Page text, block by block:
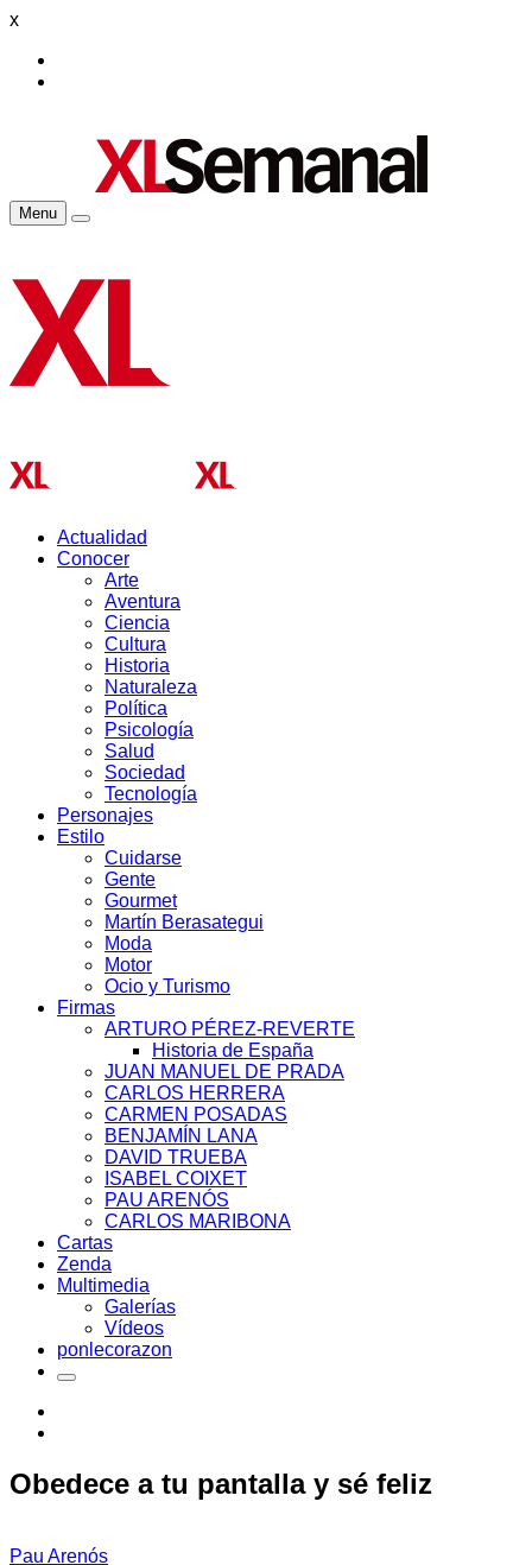
x
Menu
Actualidad
Conocer
Arte
Aventura
Ciencia
Cultura
Historia
Naturaleza
Política
Psicología
Salud
Sociedad
Tecnología
Personajes
Estilo
Cuidarse
Gente
Gourmet
Martín Berasategui
Moda
Motor
Ocio y Turismo
Firmas
ARTURO PÉREZ-REVERTE
Historia de España
JUAN MANUEL DE PRADA
CARLOS HERRERA
CARMEN POSADAS
BENJAMÍN LANA
DAVID TRUEBA
ISABEL COIXET
PAU ARENÓS
CARLOS MARIBONA
Cartas
Zenda
Multimedia
Galerías
Vídeos
ponlecorazon
Obedece a tu pantalla y sé feliz
Pau Arenós